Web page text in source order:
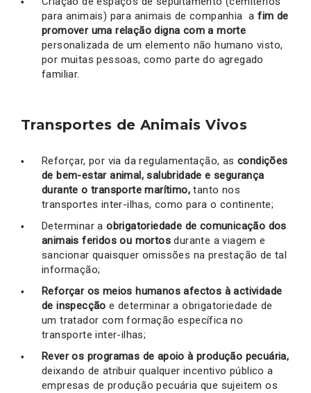
para animais) para animais de companhia a fim de
promover uma relação digna com a morte
personalizada de um elemento não humano visto,
por muitas pessoas, como parte do agregado
familiar.
Transportes de Animais Vivos
Reforçar, por via da regulamentação, as condições
de bem-estar animal, salubridade e segurança
durante o transporte marítimo,tanto nos
transportes inter-ilhas, como para o continente;
Determinar aobrigatoriedade de comunicação dos
animais feridos ou mortos durante a viagem e
sancionar quaisquer omissões na prestação de tal
informação;
Reforçar os meios humanos afectos à actividade
de inspecção e determinar a obrigatoriedade de
um tratador com formação específica no
transporte inter-ilhas;
Rever os programas de apoio à produção pecuária,
deixando de atribuir qualquer incentivo público a
empresas de produção pecuária que sujeitem os